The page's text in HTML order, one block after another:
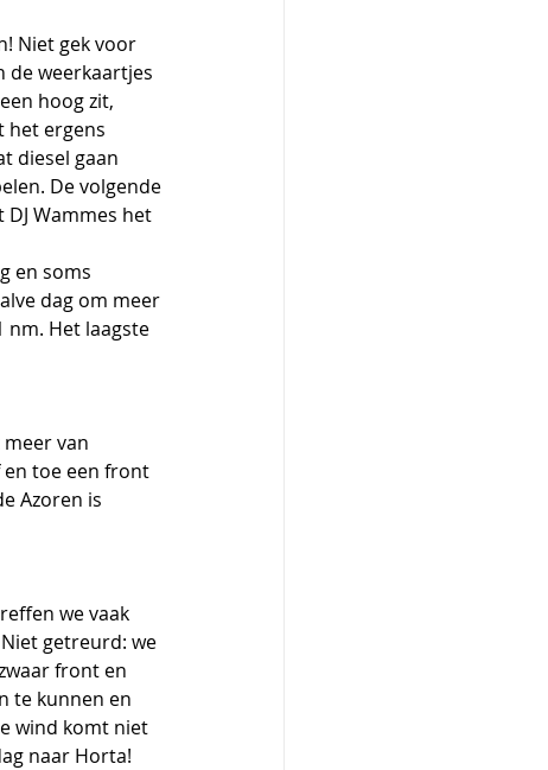
Niet gek voor
de weerkaartjes
hoog zit,
het ergens
diesel gaan
De volgende
Wammes het
dag om meer
nm. Het laagste
van
en toe een front
Azoren is
we vaak
getreurd: we
front en
te kunnen en
wind komt niet
naar Horta!